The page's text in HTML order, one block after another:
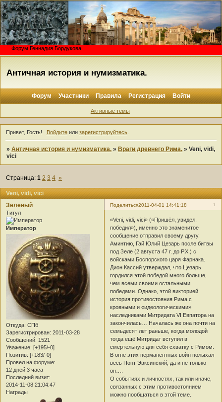
Форум Геннадия Бордукова
Античная история и нумизматика.
Форум Участники Правила Регистрация Войти
Активные темы
Привет, Гость! Войдитеили зарегистрируйтесь.
»Античная история и нумизматика. » Враги древнего Рима. »Veni, vidi,
vici
Veni, vidi, vici
Страница:1 2 3 4 »
Поделиться 1
2011-04-01 14:41:18
Зелёный
Титул
Император
Откуда: СПб
Зарегистрирован: 2011-03-28
Сообщений: 1521
Уважение: [+195/-0]
Позитив: [+183/-0]
Провел на форуме:
12 дней 3 часа
Последний визит:
2014-11-08 21:04:47
Награды
«Veni, vidi, vici» («Пришёл, увидел,
победил»), именно это знаменитое
сообщение отправил своему другу,
Аминтию, Гай Юлий Цезарь после битвы
под Зеле (2 августа 47 г. до Р.Х.) с
войсками Боспорского царя Фарнака.
Дион Кассий утверждал, что Цезарь
гордился этой победой много больше,
чем всеми своими остальными
победами. Однако, этой викторией
история противостояния Рима с
кровными и «идеологическими»
наследниками Митридата VI Евпатора на
закончилась… Началась же она почти на
семьдесят лет раньше, когда молодой
тогда ещё Митридат вступил в
смертельную для себя схватку с Римом.
В огне этих перманентных войн полыхал
весь Понт Эвксинский, да и не только
он….
О событиях и личностях, так или иначе,
связанных с этим противостоянием
можно пообщаться в этой теме.